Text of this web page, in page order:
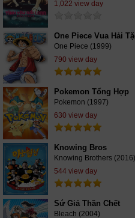
1,022 view day
One Piece Vua Hải
One Piece (1999)
790 view day
Pokemon Tổng Hợp
Pokemon (1997)
630 view day
Knowing Bros
Knowing Brothers (2016)
544 view day
Sứ Giả Thần Chết
Bleach (2004)